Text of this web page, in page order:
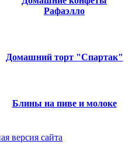
Рафаэлло
Домашний торт "Спартак"
Блины на пиве и молоке
версия сайта